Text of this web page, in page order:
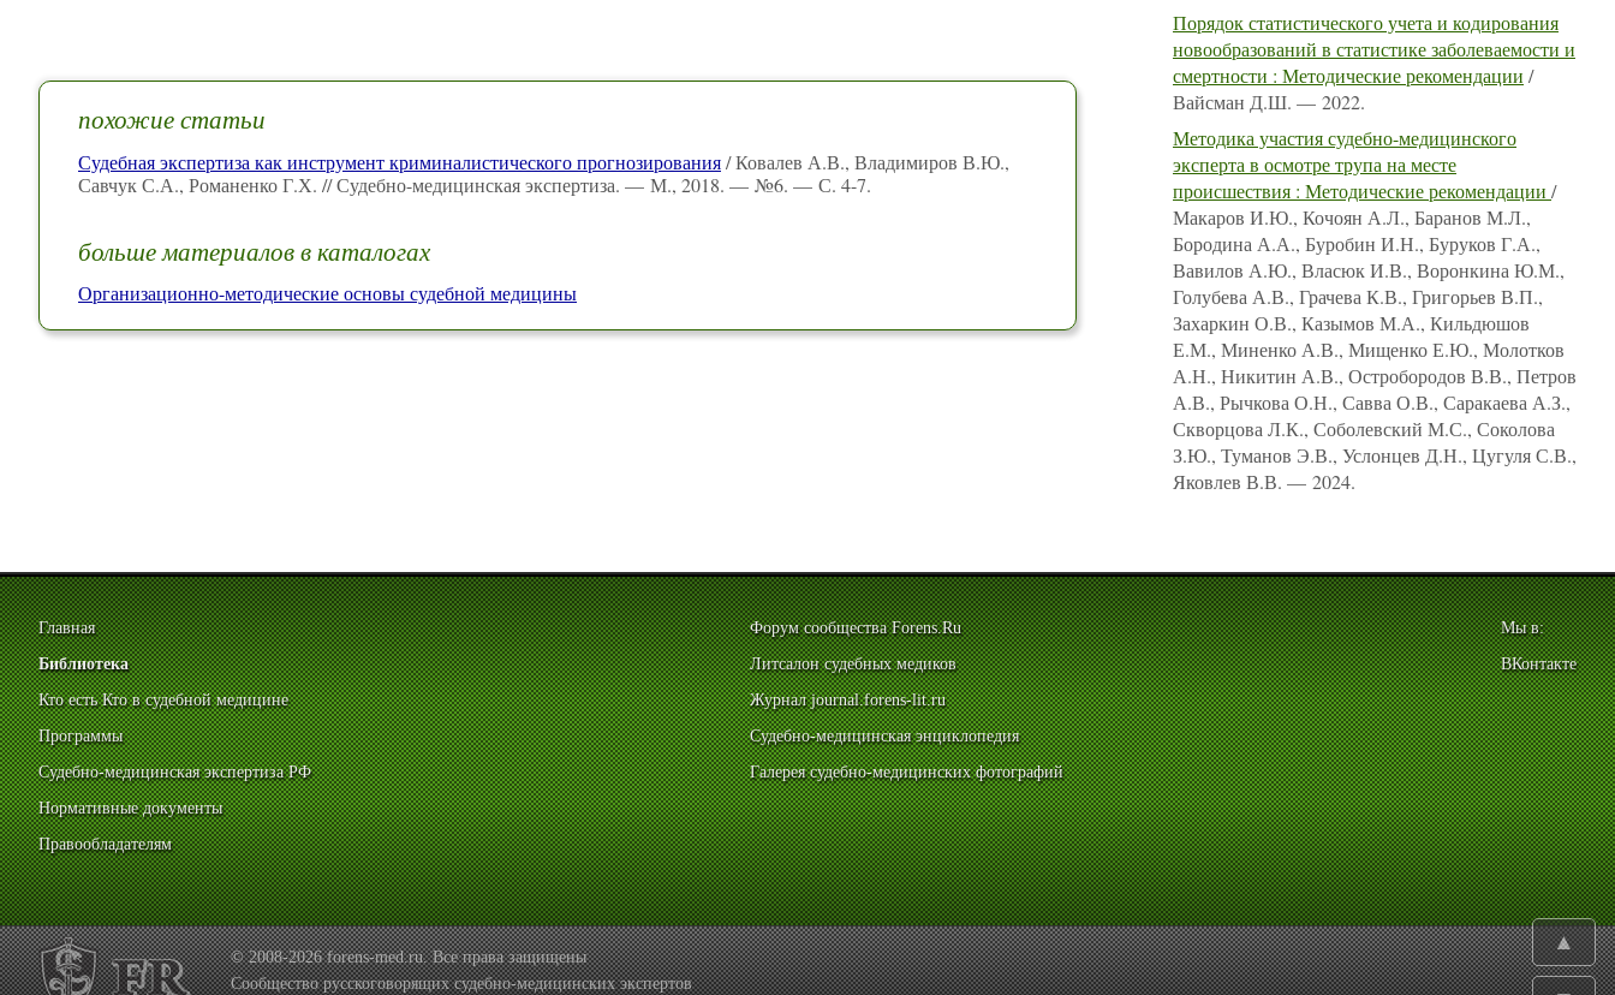
похожие статьи
Судебная экспертиза как инструмент криминалистического прогнозирования/ Ковалев А.В., Владимиров В.Ю.,
Савчук С.А., Романенко Г.Х. // Судебно-медицинская экспертиза. — М., 2018. — №6. — С. 4-7.
больше материалов в каталогах
Организационно-методические основы судебной медицины
Порядок статистического учета и кодирования
новообразований в статистике заболеваемости и
смертности : Методические рекомендации /
Вайсман Д.Ш. — 2022.
Методика участия судебно-медицинского
эксперта в осмотре трупа на месте
происшествия : Методические рекомендации /
Макаров И.Ю., Кочоян А.Л., Баранов М.Л.,
Бородина А.А., Буробин И.Н., Буруков Г.А.,
Вавилов А.Ю., Власюк И.В., Воронкина Ю.М.,
Голубева А.В., Грачева К.В., Григорьев В.П.,
Захаркин О.В., Казымов М.А., Кильдюшов
Е.М., Миненко А.В., Мищенко Е.Ю., Молотков
А.Н., Никитин А.В., Остробородов В.В., Петров
А.В., Рычкова О.Н., Савва О.В., Саракаева А.З.,
Скворцова Л.К., Соболевский М.С., Соколова
З.Ю., Туманов Э.В., Услонцев Д.Н., Цугуля С.В.,
Яковлев В.В. — 2024.
Главная
Библиотека
Кто есть Кто в судебной медицине
Программы
Судебно-медицинская экспертиза РФ
Нормативные документы
Правообладателям
Форум сообщества Forens.Ru
Литсалон судебных медиков
Журнал journal.forens-lit.ru
Судебно-медицинская энциклопедия
Галерея судебно-медицинских фотографий
Мы в:
ВКонтакте
© 2008-2026 forens-med.ru. Все права защищены
Сообщество русскоговорящих судебно-медицинских экспертов
▲